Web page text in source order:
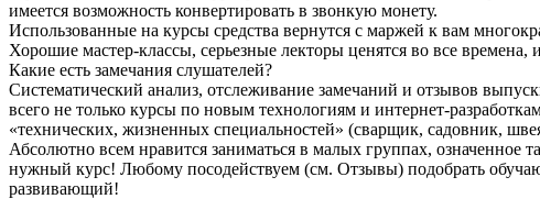
имеется возможность конвертировать в звонкую монету.
Использованные на курсы средства вернутся с маржей к вам
Хорошие мастер-классы, серьезные лекторы ценятся во все
Какие есть замечания слушателей?
Систематический анализ, отслеживание замечаний и отзывов
всего не только курсы по новым технологиям и интернет-
«технических, жизненных специальностей» (сварщик, садовник,
Абсолютно всем нравится заниматься в малых группах,
нужный курс! Любому посодействуем (см. Отзывы) подобрать
развивающий!